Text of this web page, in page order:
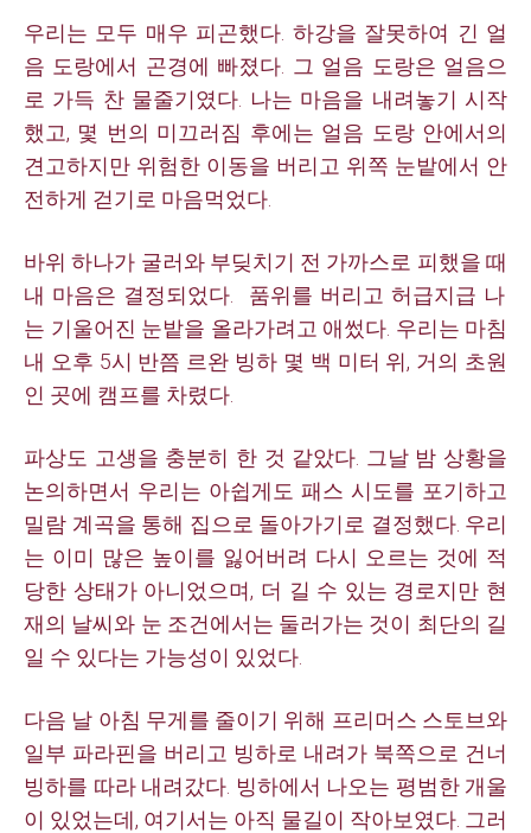
우리는 모두 매우 피곤했다. 하강을 잘못하여 긴 얼
음 도랑에서 곤경에 빠졌다. 그 얼음 도랑은 얼음으
로 가득 찬 물줄기였다. 나는 마음을 내려놓기 시작
했고, 몇 번의 미끄러짐 후에는 얼음 도랑 안에서의
견고하지만 위험한 이동을 버리고 위쪽 눈밭에서 안
전하게 걷기로 마음먹었다.
바위 하나가 굴러와 부딪치기 전 가까스로 피했을 때
내 마음은 결정되었다. 품위를 버리고 허급지급 나
는 기울어진 눈밭을 올라가려고 애썼다. 우리는 마침
내 오후 5시 반쯤 르완 빙하 몇 백 미터 위, 거의 초원
인 곳에 캠프를 차렸다.
파상도 고생을 충분히 한 것 같았다. 그날 밤 상황을
논의하면서 우리는 아쉽게도 패스 시도를 포기하고
밀람 계곡을 통해 집으로 돌아가기로 결정했다. 우리
는 이미 많은 높이를 잃어버려 다시 오르는 것에 적
당한 상태가 아니었으며, 더 길 수 있는 경로지만 현
재의 날씨와 눈 조건에서는 둘러가는 것이 최단의 길
일 수 있다는 가능성이 있었다.
다음 날 아침 무게를 줄이기 위해 프리머스 스토브와
일부 파라핀을 버리고 빙하로 내려가 북쪽으로 건너
빙하를 따라 내려갔다. 빙하에서 나오는 평범한 개울
이 있었는데, 여기서는 아직 물길이 작아보였다. 그러